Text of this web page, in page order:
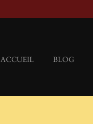
ACCUEIL BLOG